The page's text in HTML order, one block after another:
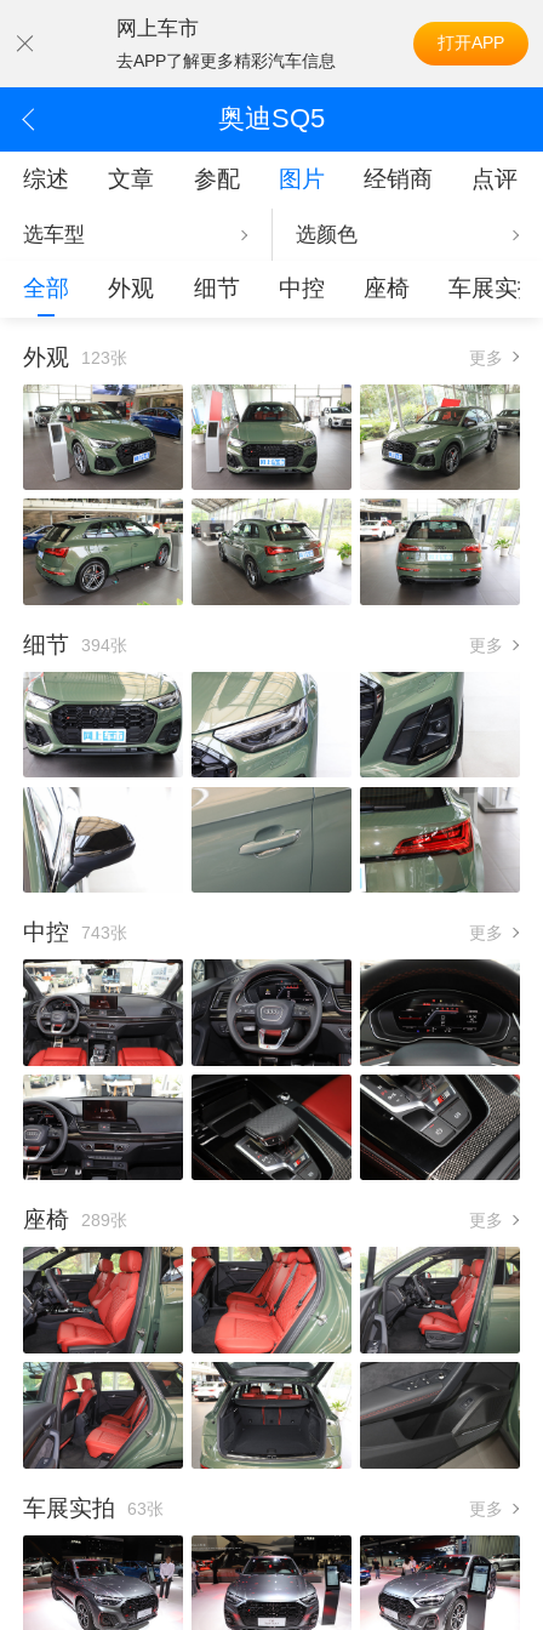
网上车市
去APP了解更多精彩汽车信息
打开APP
奥迪SQ5
综述 文章 参配 图片 经销商 点评
选车型 选颜色
全部 外观 细节 中控 座椅 车展实拍
外观 123张 更多
细节 394张 更多
中控 743张 更多
座椅 289张 更多
车展实拍 63张 更多